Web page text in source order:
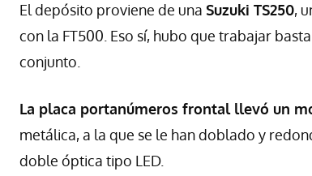
El depósito proviene de una Suzuki TS250,
con la FT500. Eso sí, hubo que trabajar
conjunto.
La placa portanúmeros frontal llevó un
metálica, a la que se le han doblado y
doble óptica tipo LED.